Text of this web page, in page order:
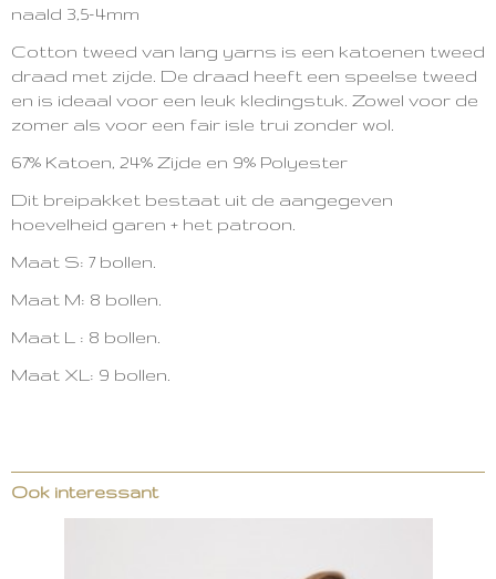
naald 3,5-4mm
Cotton tweed van lang yarns is een katoenen tweed
draad met zijde. De draad heeft een speelse tweed
en is ideaal voor een leuk kledingstuk. Zowel voor de
zomer als voor een fair isle trui zonder wol.
67% Katoen, 24% Zijde en 9% Polyester
Dit breipakket bestaat uit de aangegeven
hoevelheid garen + het patroon.
Maat S: 7 bollen.
Maat M: 8 bollen.
Maat L : 8 bollen.
Maat XL: 9 bollen.
Ook interessant